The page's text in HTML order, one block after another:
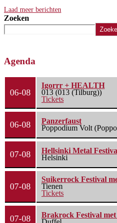
Laad meer berichten
Zoeken
Agenda
06-08
Igorrr + HEALTH
013 (013 (Tilburg))
Tickets
06-08
Panzerfaust
Poppodium Volt
07-08
Hellsinki Metal
Helsinki
07-08
Suikerrock Festival
Tienen
Tickets
07-08
Brakrock Festival